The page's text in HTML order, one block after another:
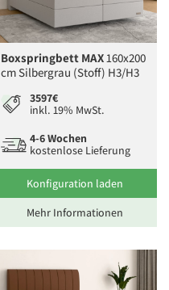
Boxspringbett MAX160x200
cm Silbergrau (Stoff) H3/H3
3597€
inkl. 19% MwSt.
4-6 Wochen
kostenlose Lieferung
Konfiguration laden
Mehr Informationen